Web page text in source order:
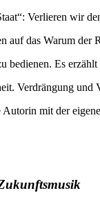
Verlieren wir
auf das Warum der
bedienen. Es
Verdrängung und
mit der